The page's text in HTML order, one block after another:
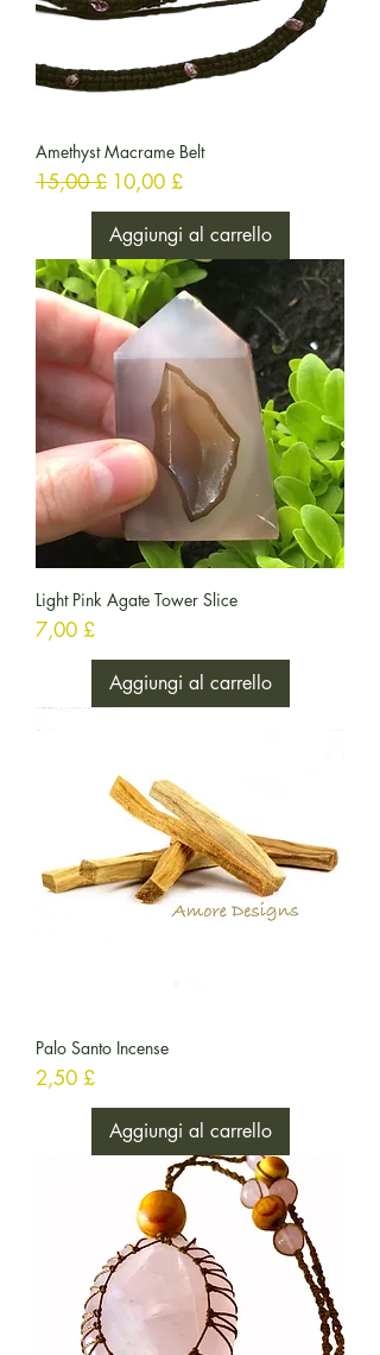
Amethyst Macrame Belt
Prezzo regolare
15,00 £ Prezzo scontato
10,00 £
Aggiungi al carrello
Light Pink Agate Tower Slice
Prezzo
7,00 £
Aggiungi al carrello
Palo Santo Incense
Prezzo
2,50 £
Aggiungi al carrello